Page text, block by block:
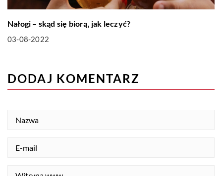
Nałogi – skąd się biorą, jak leczyć?
03-08-2022
DODAJ KOMENTARZ